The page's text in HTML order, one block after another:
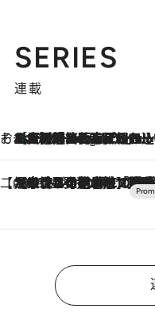
SERIES
連載
そおだよおこの関西おいしい、おやつ紀行8 Hours Ago
［大阪府箕面市］一皿一皿目の前で仕上げられる、料理を巧みに組み込んだアシェットデセールコース「ミチル アシェット デセール（Michiru assiette dessert）」
【CREA×星野リゾート】唯一無二。癒しと発見が待つ
2026.8.7
【トンボの足水浴】ヒノキの香りに包まれて涼感マックス！約13℃の湧水かけ流しを避暑地「星野温泉 トンボの湯」